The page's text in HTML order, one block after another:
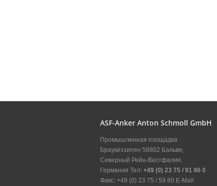
ASF-Anker Anton Schmoll GmbH
Промышленная площадка
Браукеззипен 58802 Бальве,
Северный Рейн-Вестфалия,
Германия Тел: +49 (0) 23 75 / 91 86 0
Факс: +49 (0) 23 75 / 59 80 E-Mail: